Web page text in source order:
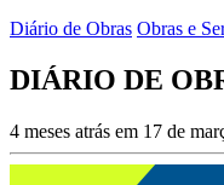
Diário de Obras Obras e
DIÁRIO DE
4 meses atrás em 17 de